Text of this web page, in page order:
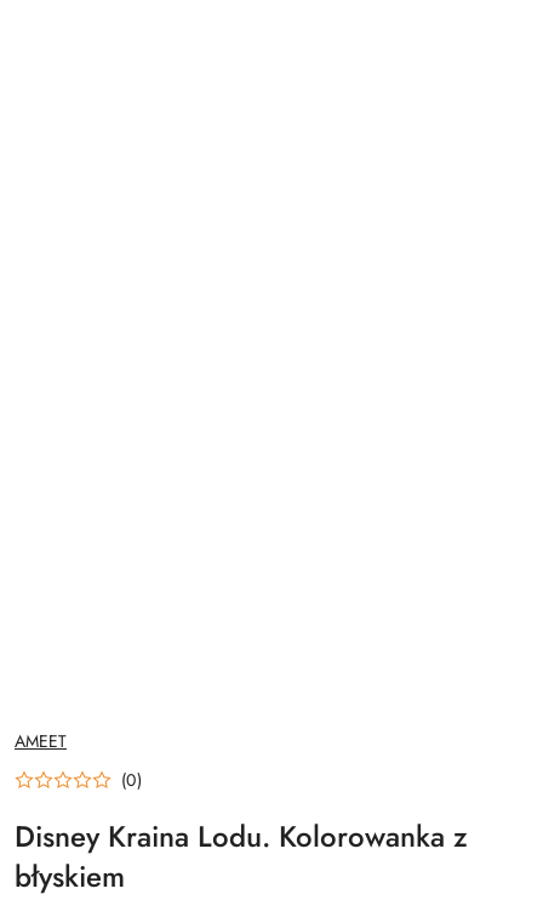
NAZWA
PRODUCENTA:
AMEET
(0)
Disney Kraina Lodu. Kolorowanka z
błyskiem